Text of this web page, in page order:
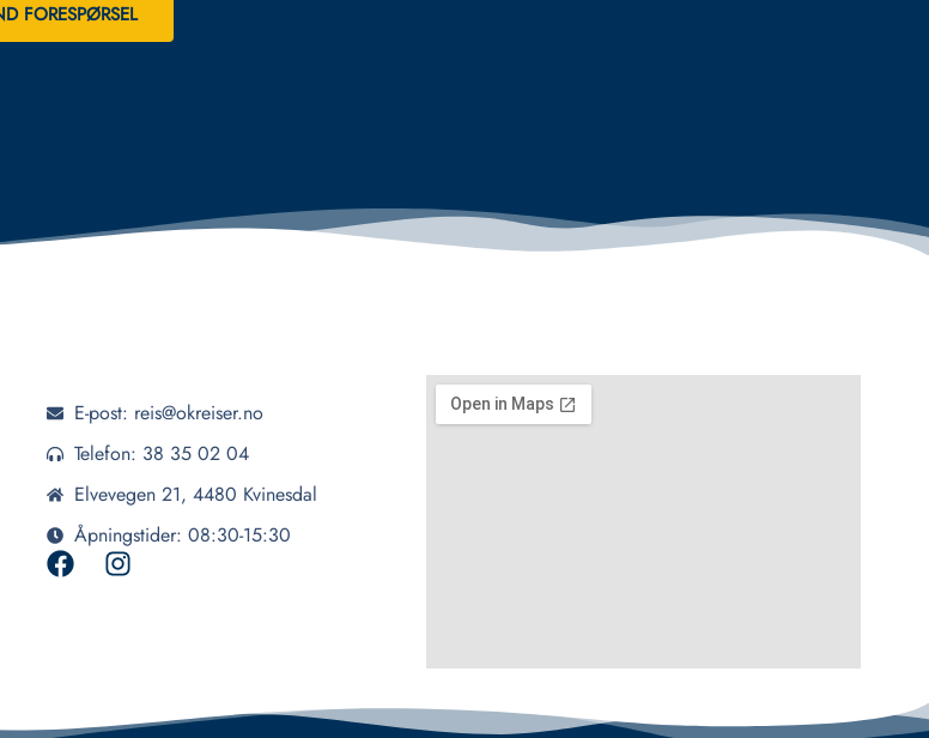
FORESPØRSEL
E-post: reis@okreiser.no
Telefon: 38 35 02 04
Elvevegen 21, 4480 Kvinesdal
Åpningstider: 08:30-15:30